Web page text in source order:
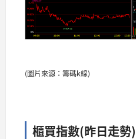
(圖片來源：籌碼k線)
櫃買指數(昨日走